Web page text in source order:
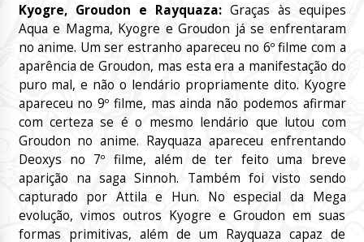
Kyogre, Groudon e Rayquaza:Graças às equipes
Aqua e Magma, Kyogre e Groudon já se enfrentaram
no anime. Um ser estranho apareceu no 6º filme com a
aparência de Groudon, mas esta era a manifestação do
puro mal, e não o lendário propriamente dito. Kyogre
apareceu no 9º filme, mas ainda não podemos afirmar
com certeza se é o mesmo lendário que lutou com
Groudon no anime. Rayquaza apareceu enfrentando
Deoxys no 7º filme, além de ter feito uma breve
aparição na saga Sinnoh. Também foi visto sendo
capturado por Attila e Hun. No especial da Mega
evolução, vimos outros Kyogre e Groudon em suas
formas primitivas, além de um Rayquaza capaz de